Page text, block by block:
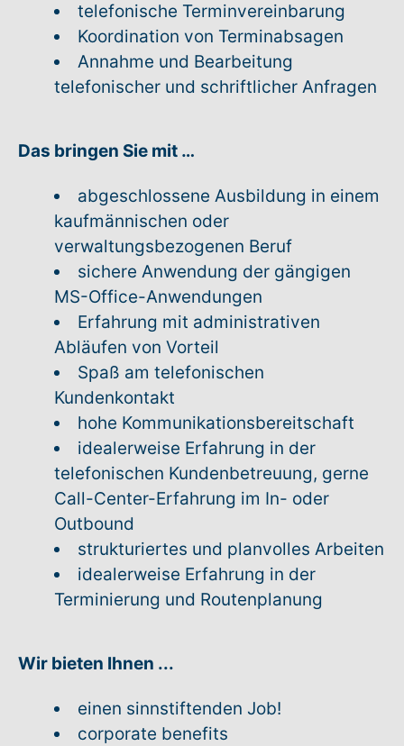
telefonische Terminvereinbarung
Koordination von Terminabsagen
Annahme und Bearbeitung
telefonischer und schriftlicher Anfragen
Das bringen Sie mit …
abgeschlossene Ausbildung in einem
kaufmännischen oder
verwaltungsbezogenen Beruf
sichere Anwendung der gängigen
MS-Office-Anwendungen
Erfahrung mit administrativen
Abläufen von Vorteil
Spaß am telefonischen
Kundenkontakt
hohe Kommunikationsbereitschaft
idealerweise Erfahrung in der
telefonischen Kundenbetreuung, gerne
Call-Center-Erfahrung im In- oder
Outbound
strukturiertes und planvolles Arbeiten
idealerweise Erfahrung in der
Terminierung und Routenplanung
Wir bieten Ihnen ...
einen sinnstiftenden Job!
corporate benefits